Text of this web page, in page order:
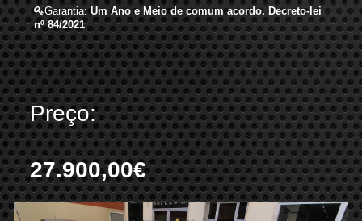
Garantia:Um Ano e Meio de comum acordo. Decreto-lei
nº 84/2021
Preço:
27.900,00€